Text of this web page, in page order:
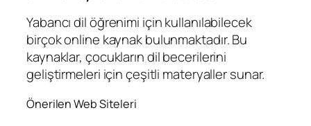
Yabancı dil öğrenimi için kullanılabilecek
birçok online kaynak bulunmaktadır. Bu
kaynaklar, çocukların dil becerilerini
geliştirmeleri için çeşitli materyaller sunar.
Önerilen Web Siteleri